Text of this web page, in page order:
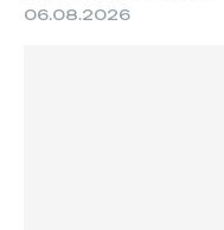
06.08.2026